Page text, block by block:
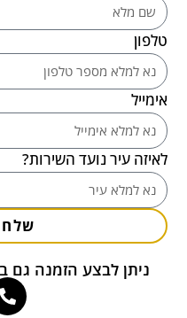
טלפון
אימייל
לאיזה עיר נועד השירות?
ניתן לבצע הזמנה גם